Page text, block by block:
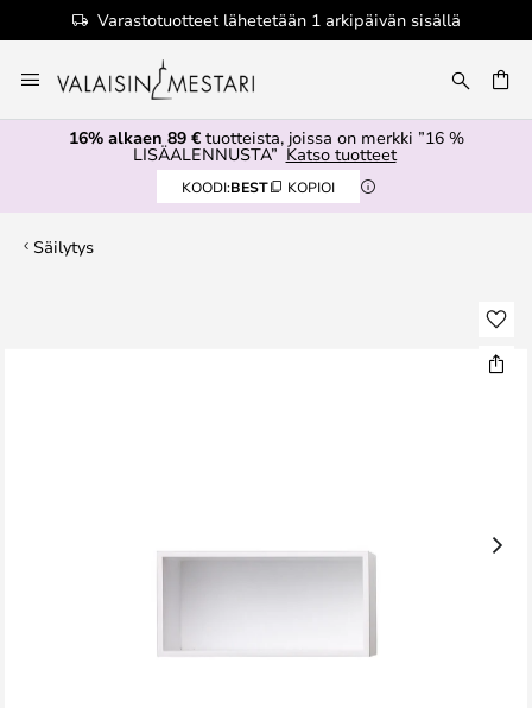
Varastotuotteet lähetetään 1 arkipäivän sisällä
to
Content
16% alkaen 89 €tuotteista, joissa on merkki ”16 %
LISÄALENNUSTA” Katso tuotteet
KOODI:BEST KOPIOI
Säilytys